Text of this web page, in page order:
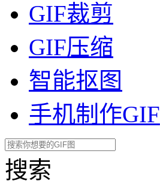
GIF裁剪
GIF压缩
智能抠图
手机制作GIF
搜索